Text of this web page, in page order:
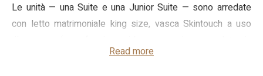
Le unità — una Suite e una Junior Suite — sono arredate
con letto matrimoniale king size, vasca Skintouch a uso
alcune tipologie), postazione beauty e set cortesia. La
Read more